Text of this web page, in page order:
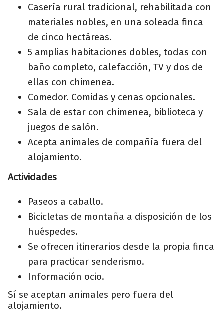
Casería rural tradicional, rehabilitada con
materiales nobles, en una soleada finca
de cinco hectáreas.
5 amplias habitaciones dobles, todas con
baño completo, calefacción, TV y dos de
ellas con chimenea.
Comedor. Comidas y cenas opcionales.
Sala de estar con chimenea, biblioteca y
juegos de salón.
Acepta animales de compañía fuera del
alojamiento.
Actividades
Paseos a caballo.
Bicicletas de montaña a disposición de los
huéspedes.
Se ofrecen itinerarios desde la propia finca
para practicar senderismo.
Información ocio.
Sí se aceptan animales pero fuera del
alojamiento.